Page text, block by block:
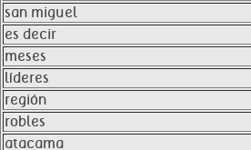
san miguel
es decir
meses
líderes
región
robles
atacama